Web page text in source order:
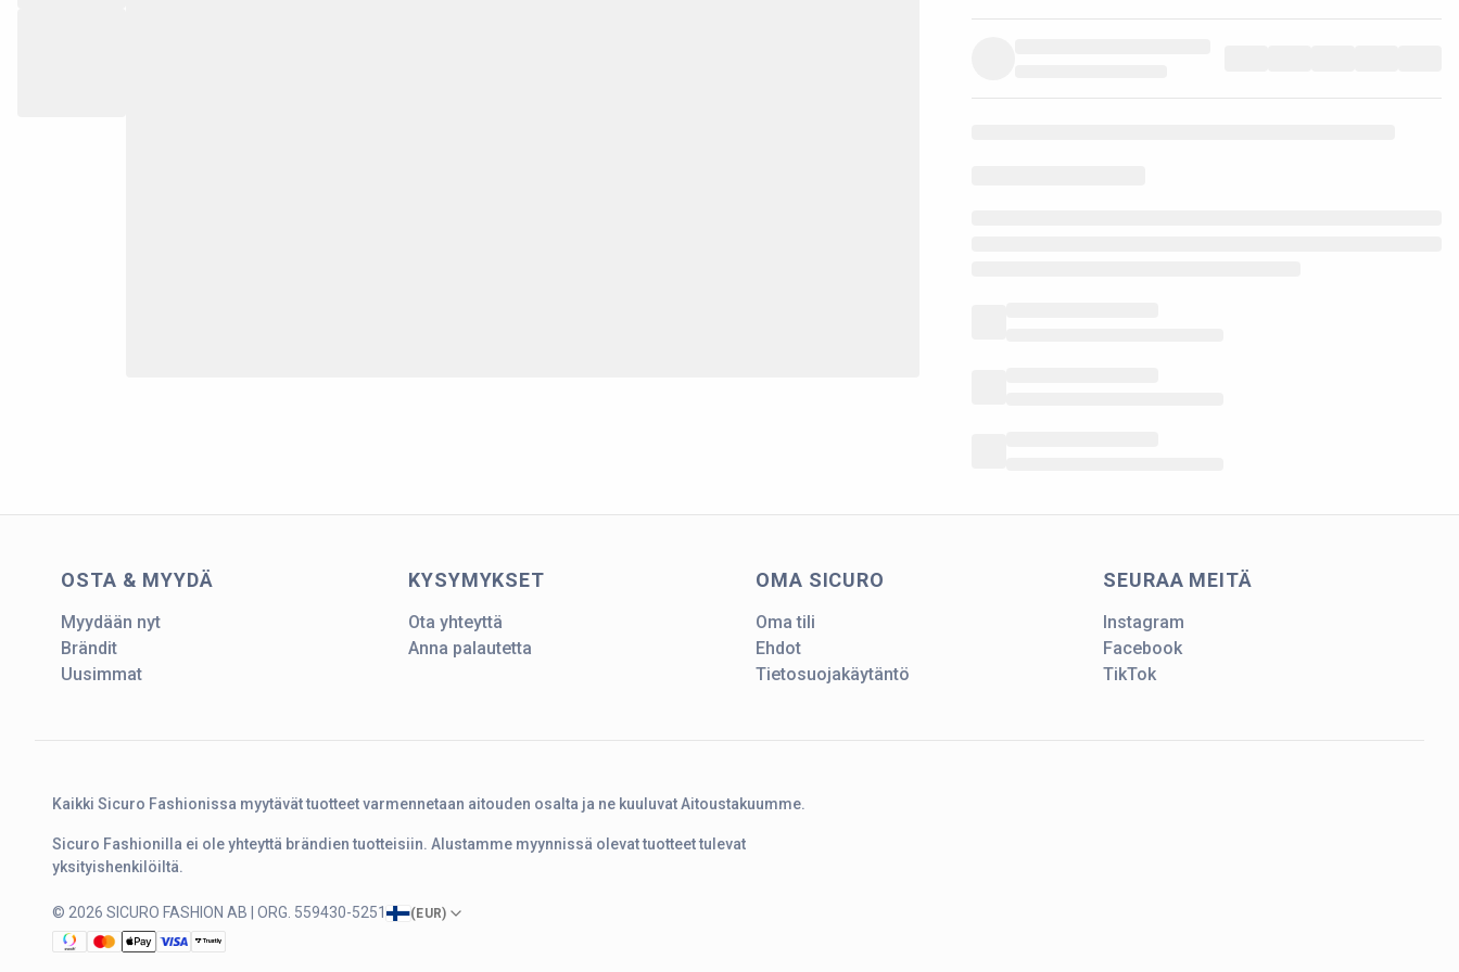
OSTA & MYYDÄ
Myydään nyt
Brändit
Uusimmat
KYSYMYKSET
Ota yhteyttä
Anna palautetta
OMA SICURO
Oma tili
Ehdot
Tietosuojakäytäntö
SEURAA MEITÄ
Instagram
Facebook
TikTok
Kaikki Sicuro Fashionissa myytävät tuotteet varmennetaan aitouden osalta ja ne kuuluvat Aitoustakuumme.
Sicuro Fashionilla ei ole yhteyttä brändien tuotteisiin. Alustamme myynnissä olevat tuotteet tulevat
yksityishenkilöiltä.
© 2026 SICURO FASHION AB | ORG. 559430-5251 ( EUR)